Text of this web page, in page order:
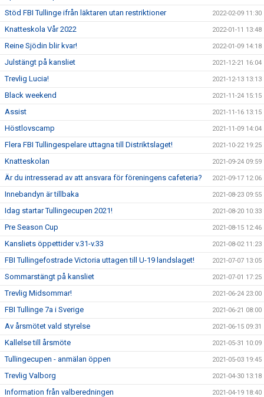
Stöd FBI Tullinge ifrån läktaren utan restriktioner 2022-02-09 11:30
Knatteskola Vår 2022 2022-01-11 13:48
Reine Sjödin blir kvar! 2022-01-09 14:18
Julstängt på kansliet 2021-12-21 16:04
Trevlig Lucia! 2021-12-13 13:13
Black weekend 2021-11-24 15:15
Assist 2021-11-16 13:15
Höstlovscamp 2021-11-09 14:04
Flera FBI Tullingespelare uttagna till Distriktslaget! 2021-10-22 19:25
Knatteskolan 2021-09-24 09:59
Är du intresserad av att ansvara för föreningens cafeteria? 2021-09-17 12:06
Innebandyn är tillbaka 2021-08-23 09:55
Idag startar Tullingecupen 2021! 2021-08-20 10:33
Pre Season Cup 2021-08-15 12:46
Kansliets öppettider v.31-v.33 2021-08-02 11:23
FBI Tullingefostrade Victoria uttagen till U-19 landslaget! 2021-07-07 13:05
Sommarstängt på kansliet 2021-07-01 17:25
Trevlig Midsommar! 2021-06-24 23:00
FBI Tullinge 7a i Sverige 2021-06-21 08:00
Av årsmötet vald styrelse 2021-06-15 09:31
Kallelse till årsmöte 2021-05-31 10:09
Tullingecupen - anmälan öppen 2021-05-03 19:45
Trevlig Valborg 2021-04-30 13:18
Information från valberedningen 2021-04-19 18:40